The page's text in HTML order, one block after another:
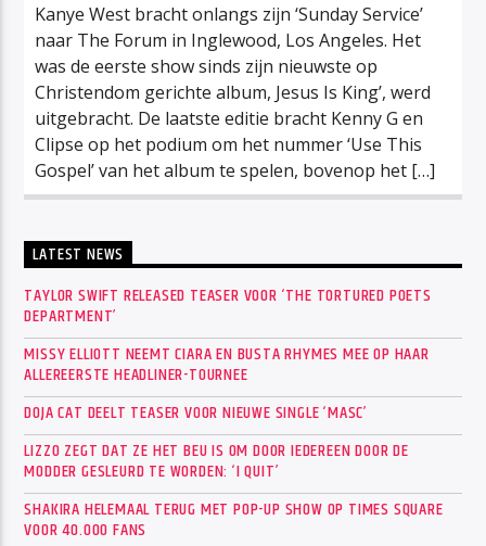
Kanye West bracht onlangs zijn ‘Sunday Service’
naar The Forum in Inglewood, Los Angeles. Het
was de eerste show sinds zijn nieuwste op
Christendom gerichte album, Jesus Is King’, werd
uitgebracht. De laatste editie bracht Kenny G en
Clipse op het podium om het nummer ‘Use This
Gospel’ van het album te spelen, bovenop het […]
LATEST NEWS
TAYLOR SWIFT RELEASED TEASER VOOR ‘THE TORTURED POETS
DEPARTMENT’
MISSY ELLIOTT NEEMT CIARA EN BUSTA RHYMES MEE OP HAAR
ALLEREERSTE HEADLINER-TOURNEE
DOJA CAT DEELT TEASER VOOR NIEUWE SINGLE ‘MASC’
LIZZO ZEGT DAT ZE HET BEU IS OM DOOR IEDEREEN DOOR DE
MODDER GESLEURD TE WORDEN: ‘I QUIT’
SHAKIRA HELEMAAL TERUG MET POP-UP SHOW OP TIMES SQUARE
VOOR 40.000 FANS